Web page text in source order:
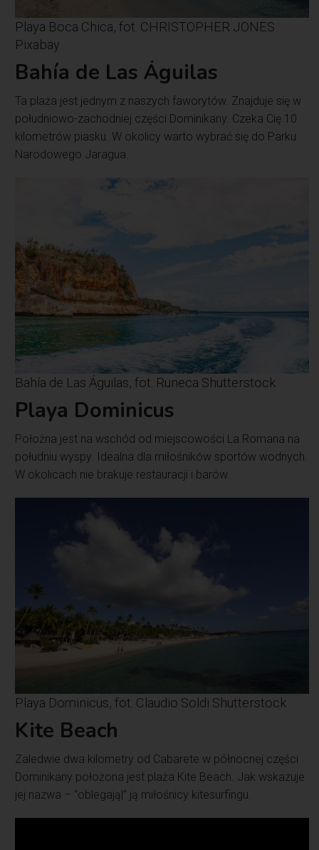
Playa Boca Chica, fot. CHRISTOPHER JONES
Pixabay
Bahía de Las Águilas
Ta plaża jest jednym z naszych faworytów. Znajduje się w
południowo-zachodniej części Dominikany. Czeka Cię 10
kilometrów piasku. W okolicy warto wybrać się do Parku
Narodowego Jaragua.
Bahía de Las Águilas, fot. Runeca Shutterstock
Playa Dominicus
Położna jest na wschód od miejscowości La Romana na
południu wyspy. Idealna dla miłośników sportów wodnych.
W okolicach nie brakuje restauracji i barów.
Playa Dominicus, fot. Claudio Soldi Shutterstock
Kite Beach
Zaledwie dwa kilometry od Cabarete w północnej części
Dominikany położona jest plaża Kite Beach. Jak wskazuje
jej nazwa – “oblegają|” ją miłośnicy kitesurfingu.